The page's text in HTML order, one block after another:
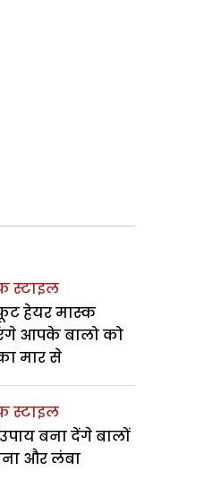
स्टाइल
हेयर मास्क
आपके बालो को
मार से
स्टाइल
बना देंगे बालों
और लंबा